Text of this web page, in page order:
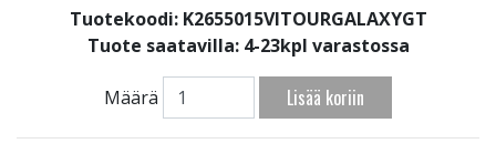
Tuotekoodi: K2655015VITOURGALAXYGT
Tuote saatavilla: 4-23kpl varastossa
Määrä Lisää koriin